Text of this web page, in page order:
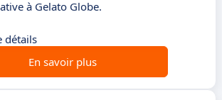
à Gelato Globe.
détails
En savoir plus